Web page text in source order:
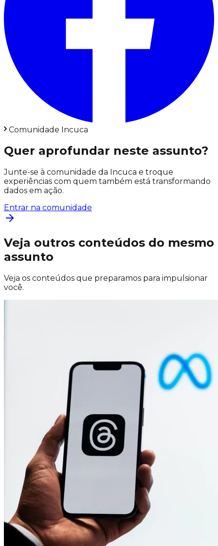
Comunidade Incuca
Quer aprofundar neste assunto?
Junte-se à comunidade da Incuca e troque
experiências com quem também está transformando
dados em ação.
Entrar na comunidade
Veja outros conteúdos do mesmo
assunto
Veja os conteúdos que preparamos para impulsionar
você.